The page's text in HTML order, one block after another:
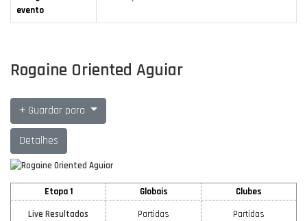
evento
Rogaine Oriented Aguiar
Guardar para
Detalhes
Etapa 1 Globais Clubes
Live Resultados Partidas Partidas